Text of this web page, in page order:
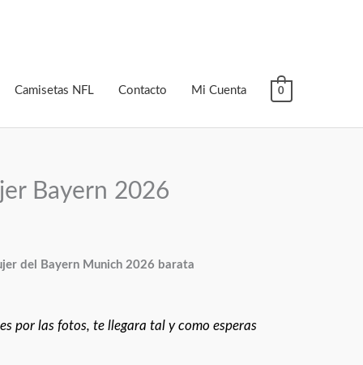
Camisetas NFL Contacto Mi Cuenta 0
Bayern 2026
del Bayern Munich 2026 barata
por las fotos, te llegara tal y como esperas